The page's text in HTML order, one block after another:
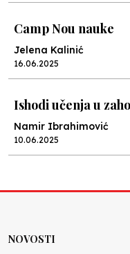
Camp Nou nauke
Jelena Kalinić
16.06.2025
Ishodi učenja u
Namir Ibrahimović
10.06.2025
NOVOSTI